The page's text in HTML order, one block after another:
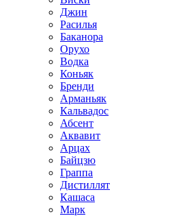
Джин
Расилья
Баканора
Орухо
Водка
Коньяк
Бренди
Арманьяк
Кальвадос
Абсент
Аквавит
Арцах
Байцзю
Граппа
Дистиллят
Кашаса
Марк